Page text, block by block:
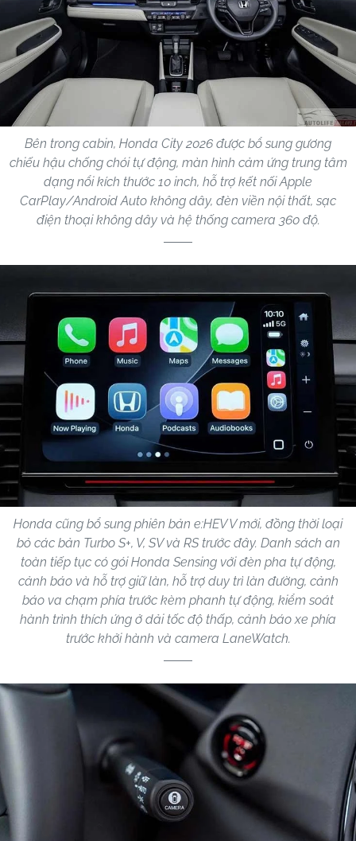
Bên trong cabin, Honda City 2026 được bổ sung gương
chiếu hậu chống chói tự động, màn hình cảm ứng trung tâm
dạng nổi kích thước 10 inch, hỗ trợ kết nối Apple
CarPlay/Android Auto không dây, đèn viền nội thất, sạc
điện thoại không dây và hệ thống camera 360 độ.
Honda cũng bổ sung phiên bản e:HEV V mới, đồng thời loại
bỏ các bản Turbo S+, V, SV và RS trước đây. Danh sách an
toàn tiếp tục có gói Honda Sensing với đèn pha tự động,
cảnh báo và hỗ trợ giữ làn, hỗ trợ duy trì làn đường, cảnh
báo va chạm phía trước kèm phanh tự động, kiểm soát
hành trình thích ứng ở dải tốc độ thấp, cảnh báo xe phía
trước khởi hành và camera LaneWatch.